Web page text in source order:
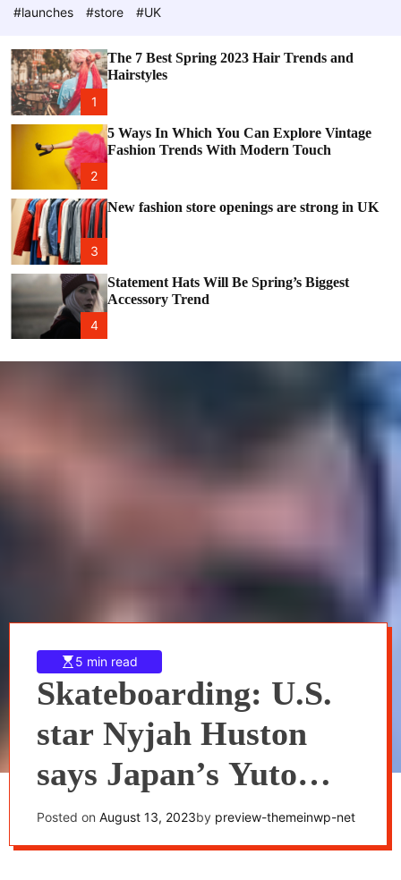
o
e
#launches
#store #UK
1
The 7 Best Spring 2023 Hair Trends and
Hairstyles
2
5 Ways In Which You Can Explore Vintage
Fashion Trends With Modern Touch
3
New fashion store openings are strong in UK
4
Statement Hats Will Be Spring’s Biggest
Accessory Trend
5 min read
Skateboarding: U.S.
star Nyjah Huston
says Japan’s Yuto
Horigome raising the
bar
Posted on August 13, 2023by preview-themeinwp-net